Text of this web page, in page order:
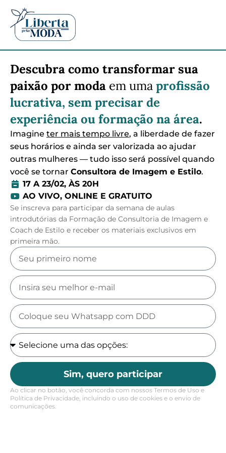
Descubra como transformar sua
paixão por moda em umaprofissão
lucrativa, sem precisar de
experiência ou formação na área.
Imagine ter mais tempo livre, a liberdade de fazer
seus horários e ainda ser valorizada ao ajudar
outras mulheres — tudo isso será possível quando
você se tornar Consultora de Imagem e Estilo.
17 A 23/02, ÀS 20H
AO VIVO, ONLINE E GRATUITO
Se inscreva para participar da semana de aulas
introdutórias da Formação de Consultoria de Imagem e
Coach de Estilo e receber os materiais exclusivos em
primeira mão.
Sim, quero participar
Ao clicar no botão, você concorda com nossos Termos de Uso e
Política de Privacidade, incluindo o uso de cookies e o envio de
comunicações.